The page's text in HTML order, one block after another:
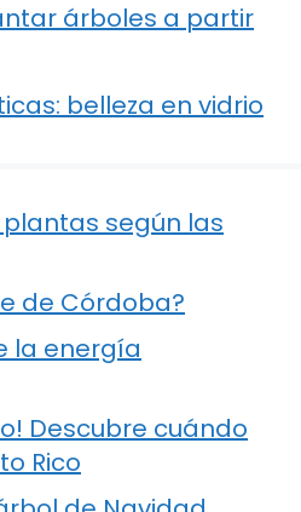
árboles a partir
belleza en vidrio
según las
de Córdoba?
la energía
Descubre cuándo
Rico